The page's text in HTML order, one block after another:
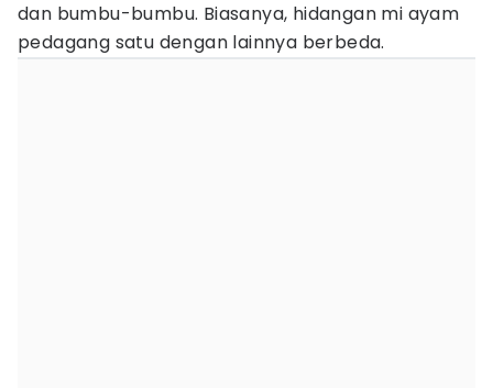
dan bumbu-bumbu. Biasanya, hidangan mi ayam
pedagang satu dengan lainnya berbeda.